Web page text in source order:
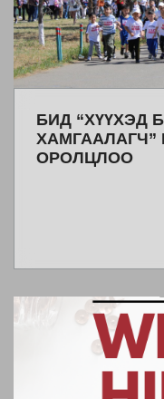
БИД “ХҮҮХЭД
ОРОЛЦЛОО